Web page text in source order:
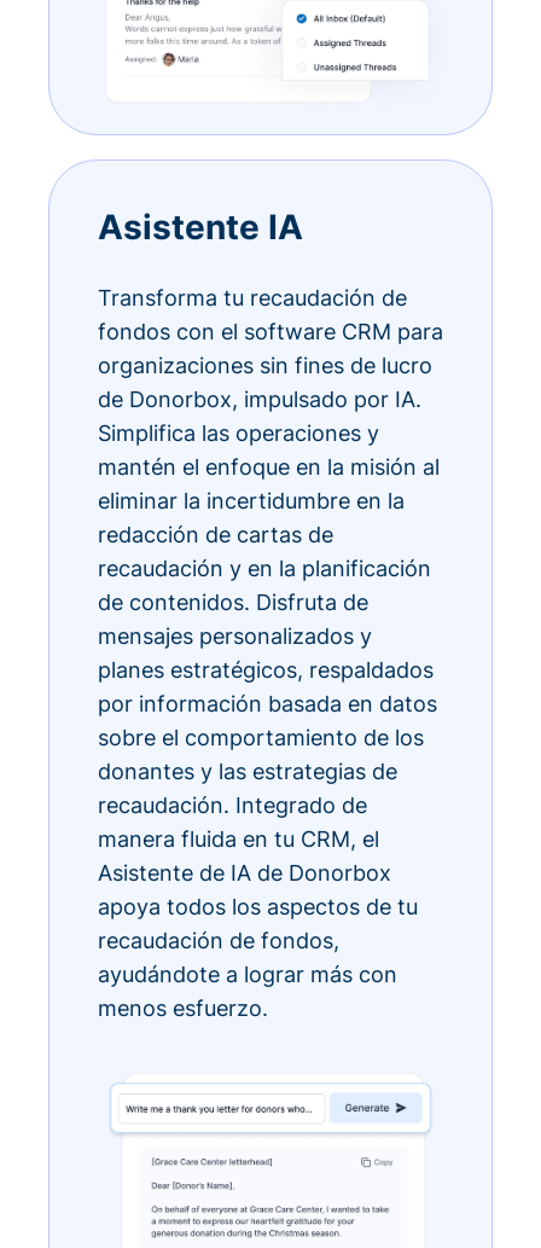
Asistente IA
Transforma tu recaudación de
fondos con el software CRM para
organizaciones sin fines de lucro
de Donorbox, impulsado por IA.
Simplifica las operaciones y
mantén el enfoque en la misión al
eliminar la incertidumbre en la
redacción de cartas de
recaudación y en la planificación
de contenidos. Disfruta de
mensajes personalizados y
planes estratégicos, respaldados
por información basada en datos
sobre el comportamiento de los
donantes y las estrategias de
recaudación. Integrado de
manera fluida en tu CRM, el
Asistente de IA de Donorbox
apoya todos los aspectos de tu
recaudación de fondos,
ayudándote a lograr más con
menos esfuerzo.